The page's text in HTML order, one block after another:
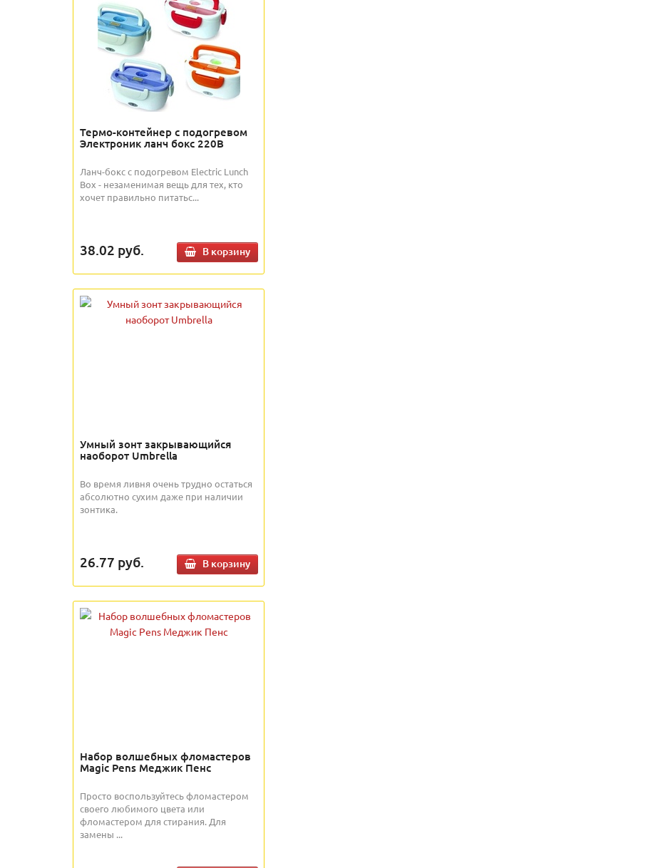
Термо-контейнер с подогревом
Электроник ланч бокс 220В
Ланч-бокс с подогревом Electric Lunch
Box - незаменимая вещь для тех, кто
хочет правильно питатьс...
38.02 руб. В корзину
Умный зонт закрывающийся
наоборот Umbrella
Во время ливня очень трудно остаться
абсолютно сухим даже при наличии
зонтика.
26.77 руб. В корзину
Набор волшебных фломастеров
Magic Pens Меджик Пенс
Просто воспользуйтесь фломастером
своего любимого цвета или
фломастером для стирания. Для
замены ...